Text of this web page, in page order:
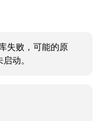
失败，可能的原
动。